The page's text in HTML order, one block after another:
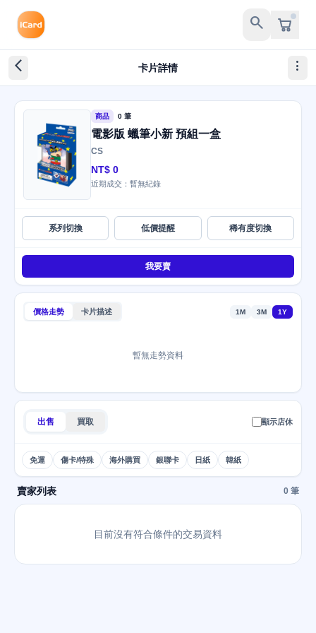
search
arrow_back_ios_new 卡片詳情 more_vert
商品 0 筆
電影版 蠟筆小新 預組一盒
CS
NT$ 0
近期成交：暫無紀錄
系列切換 低價提醒 稀有度切換
我要賣
價格走勢 卡片描述 1M 3M 1Y
暫無走勢資料
出售 買取 顯示店休
免運 傷卡/特殊 海外購買 銀聯卡 日紙 韓紙
賣家列表 0 筆
目前沒有符合條件的交易資料